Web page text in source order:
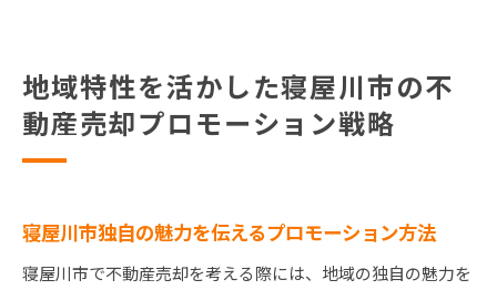
地域特性を活かした寝屋川市の不
動産売却プロモーション戦略
寝屋川市独自の魅力を伝えるプロモーション方法
寝屋川市で不動産売却を考える際には、地域の独自の魅力を